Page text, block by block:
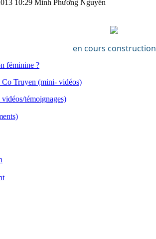
10:29 Minh Phương Nguyễn
en cours construction
féminine ?
Truyen (mini- vidéos)
témoignages)